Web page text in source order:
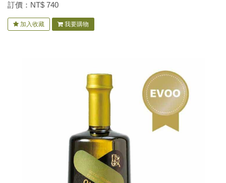
訂價：NT$ 740
加入收藏 我要購物